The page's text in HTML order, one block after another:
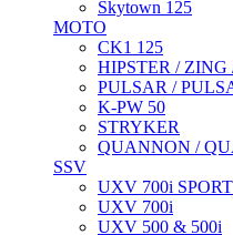
Skytown 125
MOTO
CK1 125
HIPSTER /
PULSAR /
K-PW 50
STRYKER
QUANNON /
SSV
UXV 700i SPORT
UXV 700i
UXV 500 & 500i